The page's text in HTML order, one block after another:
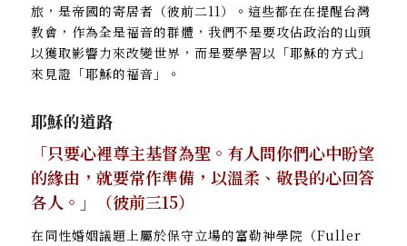
旅，是帝國的寄居者（彼前二11）。這些都在在提醒台灣
教會，作為全是福音的群體，我們不是要攻佔政治的山頭
以獲取影響力來改變世界，而是要學習以「耶穌的方式」
來見證「耶穌的福音」。
耶穌的道路
「只要心裡尊主基督為聖。有人問你們心中盼望
的緣由，就要常作準備，以溫柔、敬畏的心回答
各人。」（彼前三15）
在同性婚姻議題上屬於保守立場的富勒神學院（Fuller